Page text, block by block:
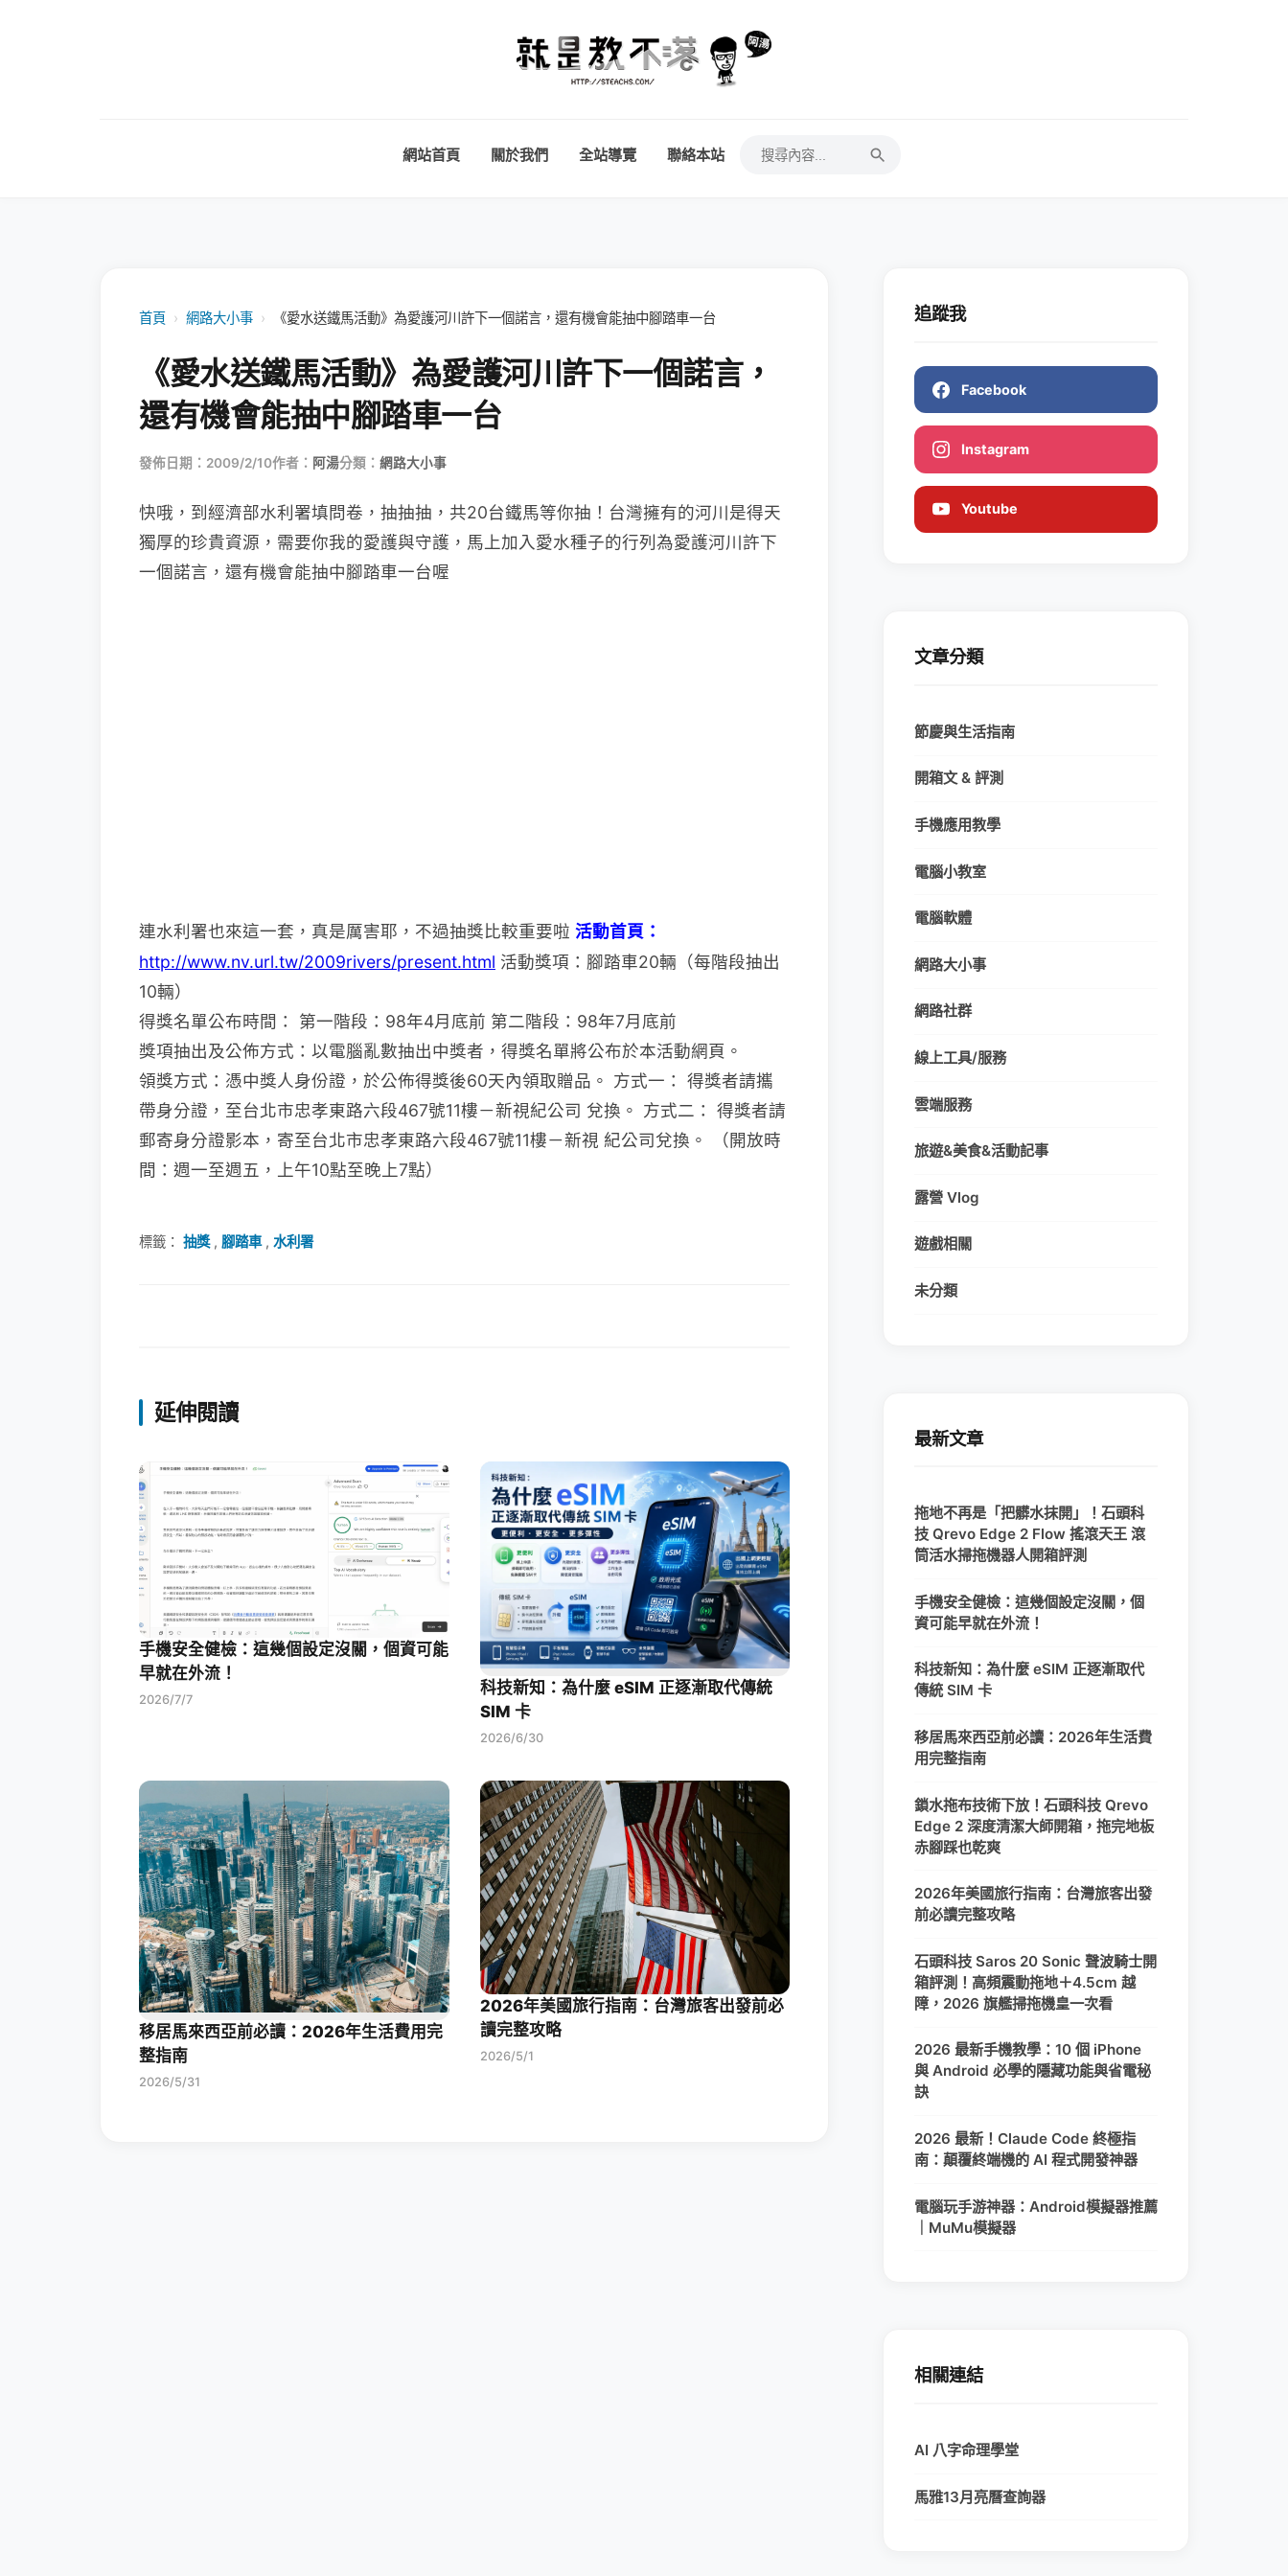
網站首頁 關於我們 全站導覽 聯絡本站
首頁 › 網路大小事 › 《愛水送鐵馬活動》為愛護河川許下一個諾言，還有機會能抽中腳踏車一台
《愛水送鐵馬活動》為愛護河川許下一個諾言，
還有機會能抽中腳踏車一台
發佈日期：2009/2/10作者： 阿湯分類： 網路大小事
快哦，到經濟部水利署填問卷，抽抽抽，共20台鐵馬等你抽！ 台灣擁有的河川是得天
獨厚的珍貴資源，需要你我的愛護與守護，馬上加入愛水種子的行列為愛護河川許下
一個諾言，還有機會能抽中腳踏車一台喔
連水利署也來這一套，真是厲害耶，不過抽獎比較重要啦 活動首頁：
http://www.nv.url.tw/2009rivers/present.html 活動獎項：腳踏車20輛（每階段抽出
10輛）
得獎名單公布時間： 第一階段：98年4月底前 第二階段：98年7月底前
獎項抽出及公佈方式：以電腦亂數抽出中獎者，得獎名單將公布於本活動網頁。
領獎方式：憑中獎人身份證，於公佈得獎後60天內領取贈品。 方式一： 得獎者請攜
帶身分證，至台北市忠孝東路六段467號11樓－新視紀公司 兌換。 方式二： 得獎者請
郵寄身分證影本，寄至台北市忠孝東路六段467號11樓－新視 紀公司兌換。 （開放時
間：週一至週五，上午10點至晚上7點）
標籤： 抽獎, 腳踏車, 水利署
延伸閱讀
手機安全健檢：這幾個設定沒關，個資可能
早就在外流！
2026/7/7
科技新知：為什麼 eSIM 正逐漸取代傳統
SIM 卡
2026/6/30
移居馬來西亞前必讀：2026年生活費用完
整指南
2026/5/31
2026年美國旅行指南：台灣旅客出發前必
讀完整攻略
2026/5/1
追蹤我
Facebook
Instagram
Youtube
文章分類
節慶與生活指南
開箱文 & 評測
手機應用教學
電腦小教室
電腦軟體
網路大小事
網路社群
線上工具/服務
雲端服務
旅遊&美食&活動記事
露營 Vlog
遊戲相關
未分類
最新文章
拖地不再是「把髒水抹開」！石頭科
技 Qrevo Edge 2 Flow 搖滾天王 滾
筒活水掃拖機器人開箱評測
手機安全健檢：這幾個設定沒關，個
資可能早就在外流！
科技新知：為什麼 eSIM 正逐漸取代
傳統 SIM 卡
移居馬來西亞前必讀：2026年生活費
用完整指南
鎖水拖布技術下放！石頭科技 Qrevo
Edge 2 深度清潔大師開箱，拖完地板
赤腳踩也乾爽
2026年美國旅行指南：台灣旅客出發
前必讀完整攻略
石頭科技 Saros 20 Sonic 聲波騎士開
箱評測！高頻震動拖地＋4.5cm 越
障，2026 旗艦掃拖機皇一次看
2026 最新手機教學：10 個 iPhone
與 Android 必學的隱藏功能與省電秘
訣
2026 最新！Claude Code 終極指
南：顛覆終端機的 AI 程式開發神器
電腦玩手游神器：Android模擬器推薦
｜MuMu模擬器
相關連結
AI 八字命理學堂
馬雅13月亮曆查詢器